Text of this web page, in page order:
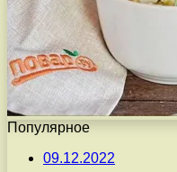
Популярное
09.12.2022